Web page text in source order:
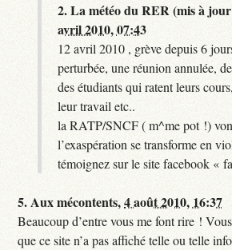
2.La météo du RER (mis à
avril 2010, 07:43
12 avril 2010 , grève depuis 6
perturbée, une réunion annulée,
des étudiants qui ratent leurs
leur travail etc..
la RATP/SNCF ( m^me pot !)
l’exaspération se transforme en
témoignez sur le site facebook «
5.Aux mécontents,4 août 2010, 16:37
Beaucoup d’entre vous me font rire !
que ce site n’a pas affiché telle ou telle